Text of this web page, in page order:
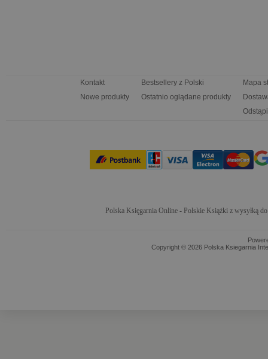
Kontakt
Nowe produkty
Bestsellery z Polski
Ostatnio oglądane produkty
Mapa
Polska Księgarnia Online - Polskie Książki z wysyłką
Copyright © 2026 Polska Ksiegarnia